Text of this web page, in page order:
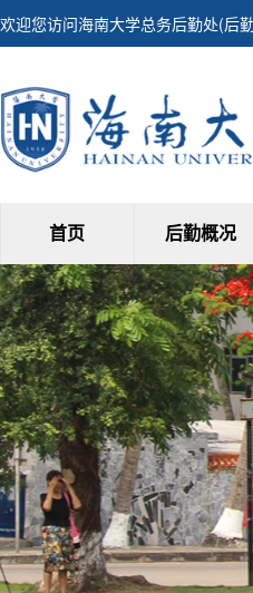
欢迎您访问海南大学总务后勤处(后
首页 后勤概况